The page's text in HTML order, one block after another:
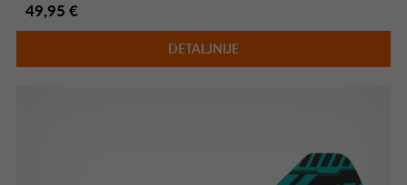
49,95 €
DETALJNIJE